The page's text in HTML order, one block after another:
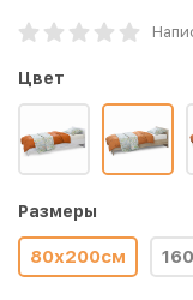
Цвет
Размеры
80х200см